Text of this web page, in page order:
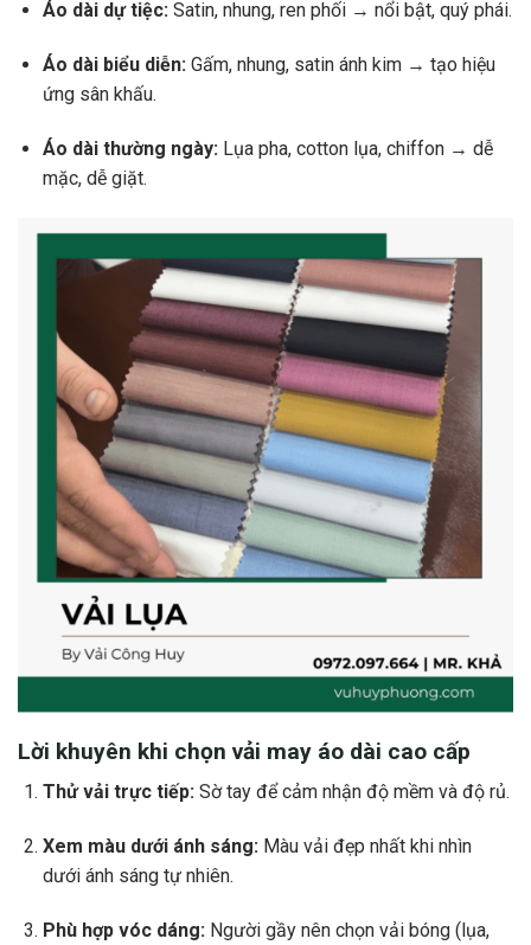
Áo dài dự tiệc:Satin, nhung, ren phối → nổi bật, quý phái.
Áo dài biểu diễn:Gấm, nhung, satin ánh kim → tạo hiệu
ứng sân khấu.
Áo dài thường ngày:Lụa pha, cotton lụa, chiffon → dễ
mặc, dễ giặt.
Lời khuyên khi chọn vải may áo dài cao cấp
Thử vải trực tiếp:Sờ tay để cảm nhận độ mềm và độ rủ.
Xem màu dưới ánh sáng:Màu vải đẹp nhất khi nhìn
dưới ánh sáng tự nhiên.
Phù hợp vóc dáng:Người gầy nên chọn vải bóng (lụa,